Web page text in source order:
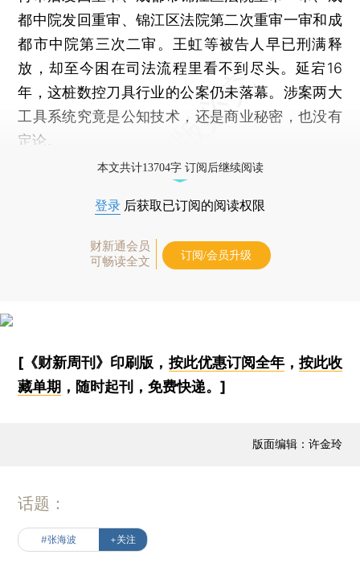
都中院发回重审、锦江区法院第二次重审一审和成
都市中院第三次二审。王虹等被告人早已刑满释
放，却至今困在司法流程里看不到尽头。延宕16
年，这桩数控刀具行业的公案仍未落幕。涉案两大
工具系统究竟是公知技术，还是商业秘密，也没有
定论。
本文共计13704字 订阅后继续阅读
登录 后获取已订阅的阅读权限
财新通会员
可畅读全文
订阅/会员升级
[《财新周刊》印刷版， 按此优惠订阅全年， 按此收
藏单期 ，随时起刊，免费快递。]
版面编辑：许金玲
话题：
#张海波 +关注